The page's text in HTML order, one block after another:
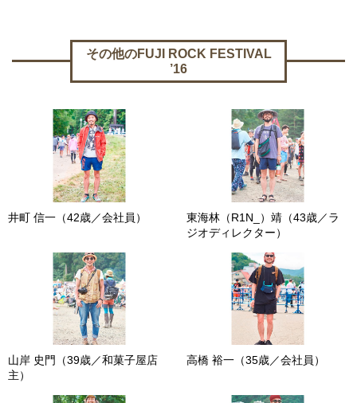
その他のFUJI ROCK FESTIVAL
’16
井町 信一（42歳／会社員）
東海林（R1N_）靖（43歳／ラ
ジオディレクター）
山岸 史門（39歳／和菓子屋店
主）
高橋 裕一（35歳／会社員）